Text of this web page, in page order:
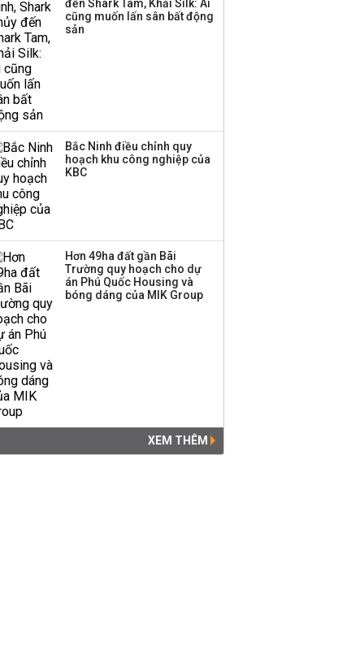
‘phất lên’ trong tháng 8,
nhóm ngành nào có
đến Shark Tam, Khải Silk: Ai
cũng muốn lấn sân bất động
sản
Bắc Ninh điều chỉnh quy
hoạch khu công nghiệp của
KBC
Hơn 49ha đất gần Bãi
Trường quy hoạch cho dự
án Phú Quốc Housing và
bóng dáng của MIK Group
XEM THÊM